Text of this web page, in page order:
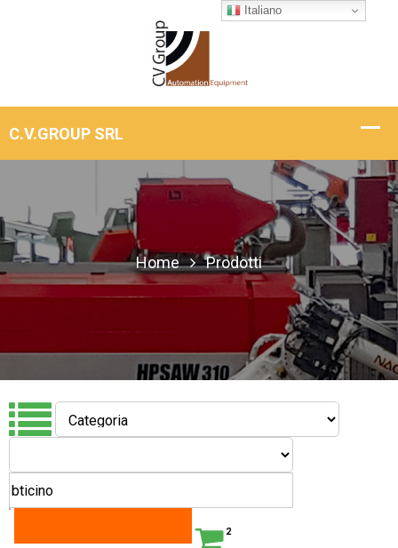
Home Prodotti
2
Italiano